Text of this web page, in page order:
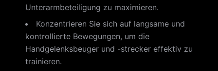
Unterarmbeteiligung zu maximieren.
Konzentrieren Sie sich auf langsame und
kontrollierte Bewegungen, um die
Handgelenksbeuger und -strecker effektiv zu
trainieren.